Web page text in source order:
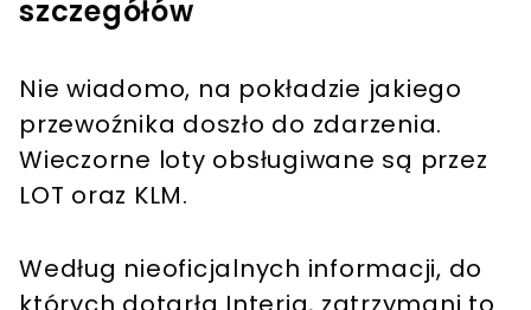
szczegółów
Nie wiadomo, na pokładzie jakiego
przewoźnika doszło do zdarzenia.
Wieczorne loty obsługiwane są przez
LOT oraz KLM.
Według nieoficjalnych informacji, do